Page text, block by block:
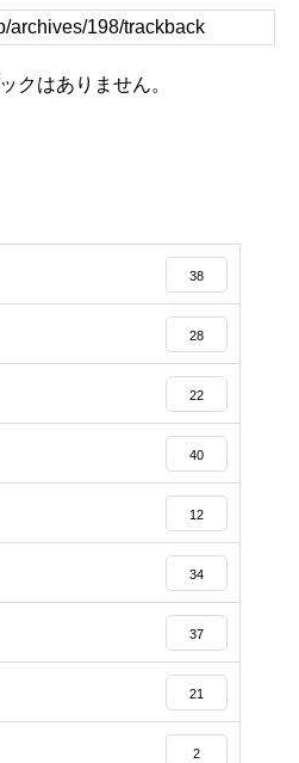
クはありません。
38
28
22
40
12
34
37
21
2